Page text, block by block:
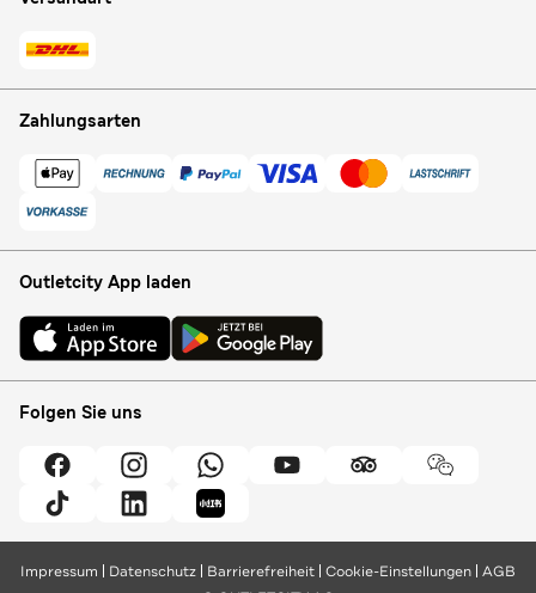
Zahlungsarten
Outletcity App laden
Folgen Sie uns
Impressum Datenschutz Barrierefreiheit Cookie-Einstellungen AGB